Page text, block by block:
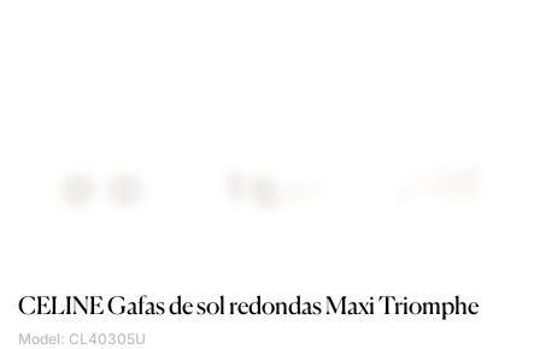
CELINEGafas de sol redondas Maxi Triomphe
Model: CL40305U